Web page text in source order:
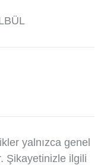
yalnızca genel
Şikayetinizle ilgili